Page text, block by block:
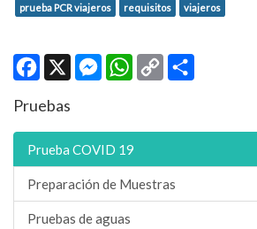
prueba PCR viajeros
requisitos viajeros
Facebook
X MessengerWhatsApp
Copy
Pruebas
Prueba COVID 19
Preparación de Muestras
Pruebas de aguas